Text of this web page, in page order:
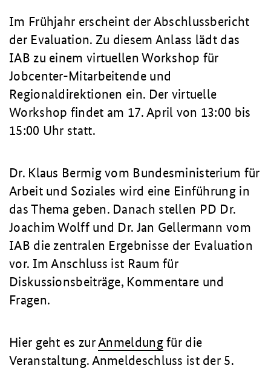
Im Frühjahr erscheint der Abschlussbericht
der Evaluation. Zu diesem Anlass lädt das
IAB zu einem virtuellen Workshop für
Jobcenter-Mitarbeitende und
Regionaldirektionen ein. Der virtuelle
Workshop findet am 17. April von 13:00 bis
15:00 Uhr statt.
Dr. Klaus Bermig vom Bundesministerium für
Arbeit und Soziales wird eine Einführung in
das Thema geben. Danach stellen PD Dr.
Joachim Wolff und Dr. Jan Gellermann vom
IAB die zentralen Ergebnisse der Evaluation
vor. Im Anschluss ist Raum für
Diskussionsbeiträge, Kommentare und
Fragen.
Hier geht es zurAnmeldungfür die
Veranstaltung. Anmeldeschluss ist der 5.